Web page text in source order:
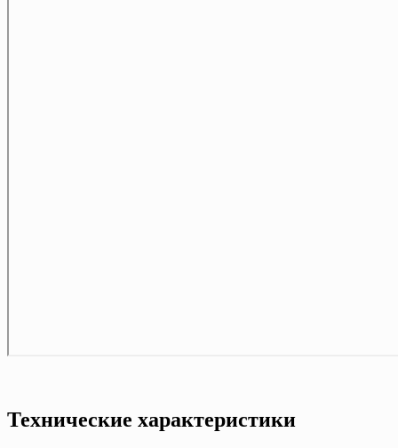
Технические характеристики